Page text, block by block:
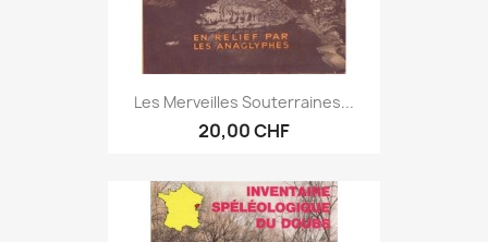
Les Merveilles Souterraines...
20,00 CHF